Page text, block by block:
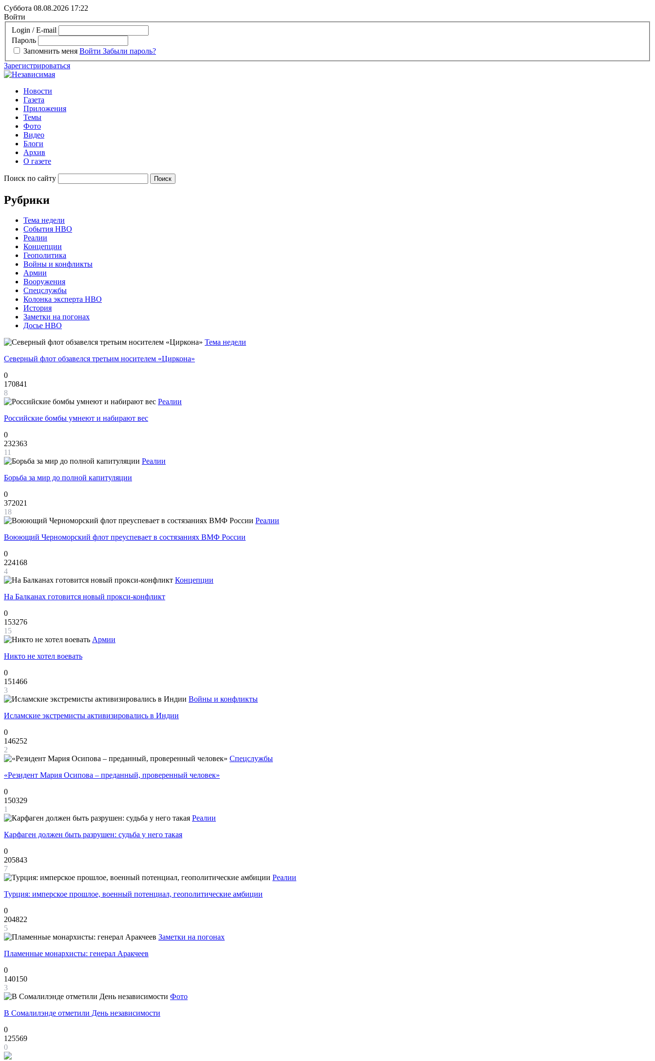
Суббота 08.08.2026 17:22
Войти
Login / E-mail
Пароль
Запомнить меня Войти Забыли пароль?
Зарегистрироваться
Новости
Газета
Приложения
Темы
Фото
Видео
Блоги
Архив
О газете
Поиск по сайту
Рубрики
Тема недели
События НВО
Реалии
Концепции
Геополитика
Войны и конфликты
Армии
Вооружения
Спецслужбы
Колонка эксперта НВО
История
Заметки на погонах
Досье НВО
Тема недели
Северный флот обзавелся третьим носителем «Циркона»
0
170841
8
Реалии
Российские бомбы умнеют и набирают вес
0
232363
11
Реалии
Борьба за мир до полной капитуляции
0
372021
18
Реалии
Воюющий Черноморский флот преуспевает в состязаниях ВМФ России
0
224168
4
Концепции
На Балканах готовится новый прокси-конфликт
0
153276
15
Армии
Никто не хотел воевать
0
151466
3
Войны и конфликты
Исламские экстремисты активизировались в Индии
0
146252
2
Спецслужбы
«Резидент Мария Осипова – преданный, проверенный человек»
0
150329
1
Реалии
Карфаген должен быть разрушен: судьба у него такая
0
205843
7
Реалии
Турция: имперское прошлое, военный потенциал, геополитические амбиции
0
204822
5
Заметки на погонах
Пламенные монархисты: генерал Аракчеев
0
140150
3
Фото
В Сомалилэнде отметили День независимости
0
125569
0